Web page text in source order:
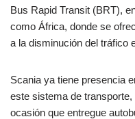
Bus Rapid Transit (BRT),
como África, donde se
a la disminución del tráfico
Scania ya tiene presencia
este sistema de
ocasión que entregue